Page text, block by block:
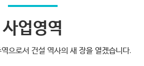
사업영역
으로서 건설 역사의 새 장을 열겠습니다.